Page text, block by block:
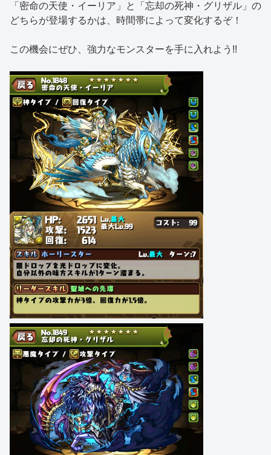
「密命の天使・イーリア」と「忘却の死神・グリザル」の
どちらが登場するかは、時間帯によって変化するぞ！
この機会にぜひ、強力なモンスターを手に入れよう!!